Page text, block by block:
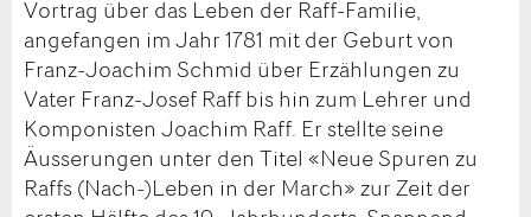
Vortrag über das Leben der Raff-Familie,
angefangen im Jahr 1781 mit der Geburt von
Franz-Joachim Schmid über Erzählungen zu
Vater Franz-Josef Raff bis hin zum Lehrer und
Komponisten Joachim Raff. Er stellte seine
Äusserungen unter den Titel «Neue Spuren zu
Raffs (Nach-)Leben in der March» zur Zeit der